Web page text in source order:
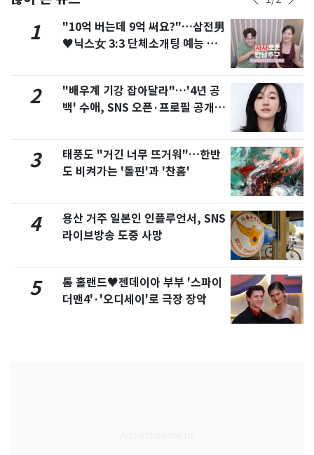
1
"10억 버는데 9억 써요?"…삼전男
♥닉스女 3:3 단체소개팅 예능 화
2
"배우계 기강 잡아달라"…'4년 공
백' 수애, SNS 오픈·프로필 공개
3
태풍도 "거긴 너무 뜨거워"…한반
도 비켜가는 '돌핀'과 '찬홈'
4
용산 거주 일본인 인플루언서, SNS
라이브방송 도중 사망
5
톰 홀랜드♥젠데이아 부부 '스파이
더맨4'·'오디세이'로 극장 장악